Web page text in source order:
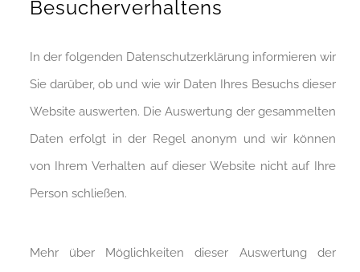
Besucherverhaltens
In der folgenden Datenschutzerklärung informieren wir
Sie darüber, ob und wie wir Daten Ihres Besuchs dieser
Website auswerten. Die Auswertung der gesammelten
Daten erfolgt in der Regel anonym und wir können
von Ihrem Verhalten auf dieser Website nicht auf Ihre
Person schließen.
Mehr über Möglichkeiten dieser Auswertung der